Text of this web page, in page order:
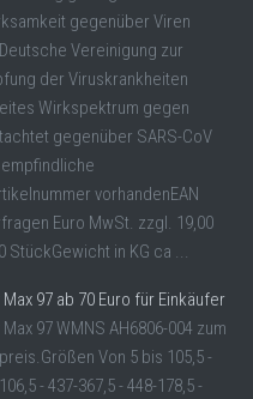
gegenüber Viren
Vereinigung zur
der Viruskrankheiten
Wirkspektrum gegen
gegenüber SARS-CoV
vorhandenEAN
Euro MwSt. zzgl. 19,00
StückGewicht in KG ca ...
Max 97 ab 70 Euro für Einkäufer
97 WMNS AH6806-004 zum
Von 5 bis 105,5 -
- 437-367,5 - 448-178,5 -